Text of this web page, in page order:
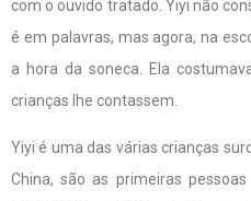
com o ouvido tratado. Yiyi não
é em palavras, mas agora, na
a hora da soneca. Ela
crianças lhe contassem.
Yiyi é uma das várias crianças
China, são as primeiras